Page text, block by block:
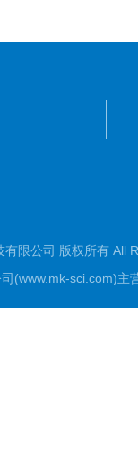
限公司 版权所有 All
(www.mk-sci.com)